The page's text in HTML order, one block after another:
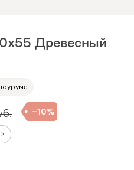
Древесный
10